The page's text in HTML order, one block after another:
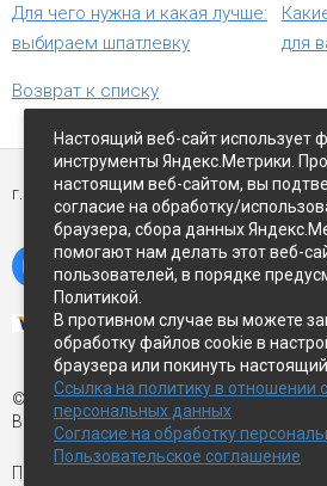
Для чего нужна и какая лучше:
выбираем шпатлевку
для
Возврат к списку
г. Петропавловск-Камчатский,ул
© Экспострой, 2026 г.
Все права защищены
Письмо директору:
Настоящий веб-сайт использует
инструменты Яндекс.Метрики.
настоящим веб-сайтом, вы
согласие на обработку/
браузера, сбора данных
помогают нам делать этот веб-
пользователей, в порядке
Политикой.
В противном случае вы можете
обработку файлов cookie в
браузера или покинуть
Ссылка на политику в отношении
персональных данных
Согласие на обработку
Пользовательское соглашение